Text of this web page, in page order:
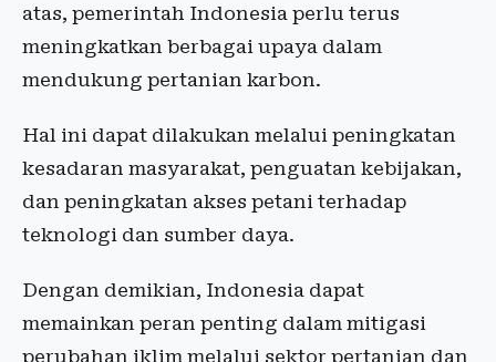
atas, pemerintah Indonesia perlu terus
meningkatkan berbagai upaya dalam
mendukung pertanian karbon.
Hal ini dapat dilakukan melalui peningkatan
kesadaran masyarakat, penguatan kebijakan,
dan peningkatan akses petani terhadap
teknologi dan sumber daya.
Dengan demikian, Indonesia dapat
memainkan peran penting dalam mitigasi
perubahan iklim melalui sektor pertanian dan